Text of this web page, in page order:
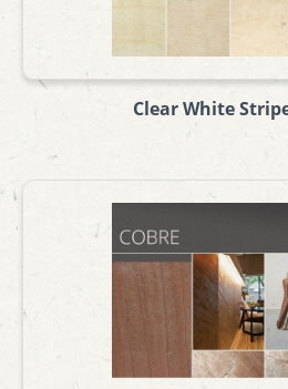
Clear White